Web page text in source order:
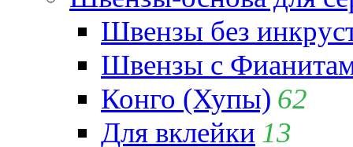
Швензы без
Швензы с
Конго (Хупы) 62
Для вклейки 13